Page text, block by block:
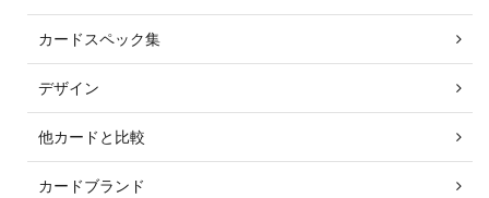
カードスペック集
デザイン
他カードと比較
カードブランド